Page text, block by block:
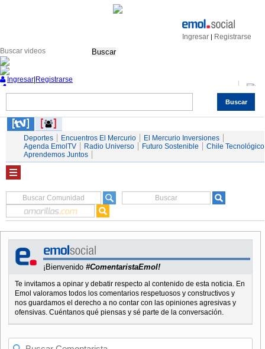
Ingresar | Registrarse
Buscar
Buscar
Ingresar Registrarse
Servicios
Deportes Encuentros El Mercurio
El Mercurio Inversiones
Agenda EmolTV
Radio Universo Futuro Sostenible
Chile Tecnológico
Aprendemos Juntos
¡Bienvenido #ComentaristaEmol!
Te invitamos a opinar y debatir respecto al contenido de esta noticia. En
Emol valoramos todos los comentarios respetuosos y constructivos y
nos guardamos el derecho a no contar con las opiniones agresivas y
ofensivas. Cuéntanos qué piensas y sé parte de la conversación.